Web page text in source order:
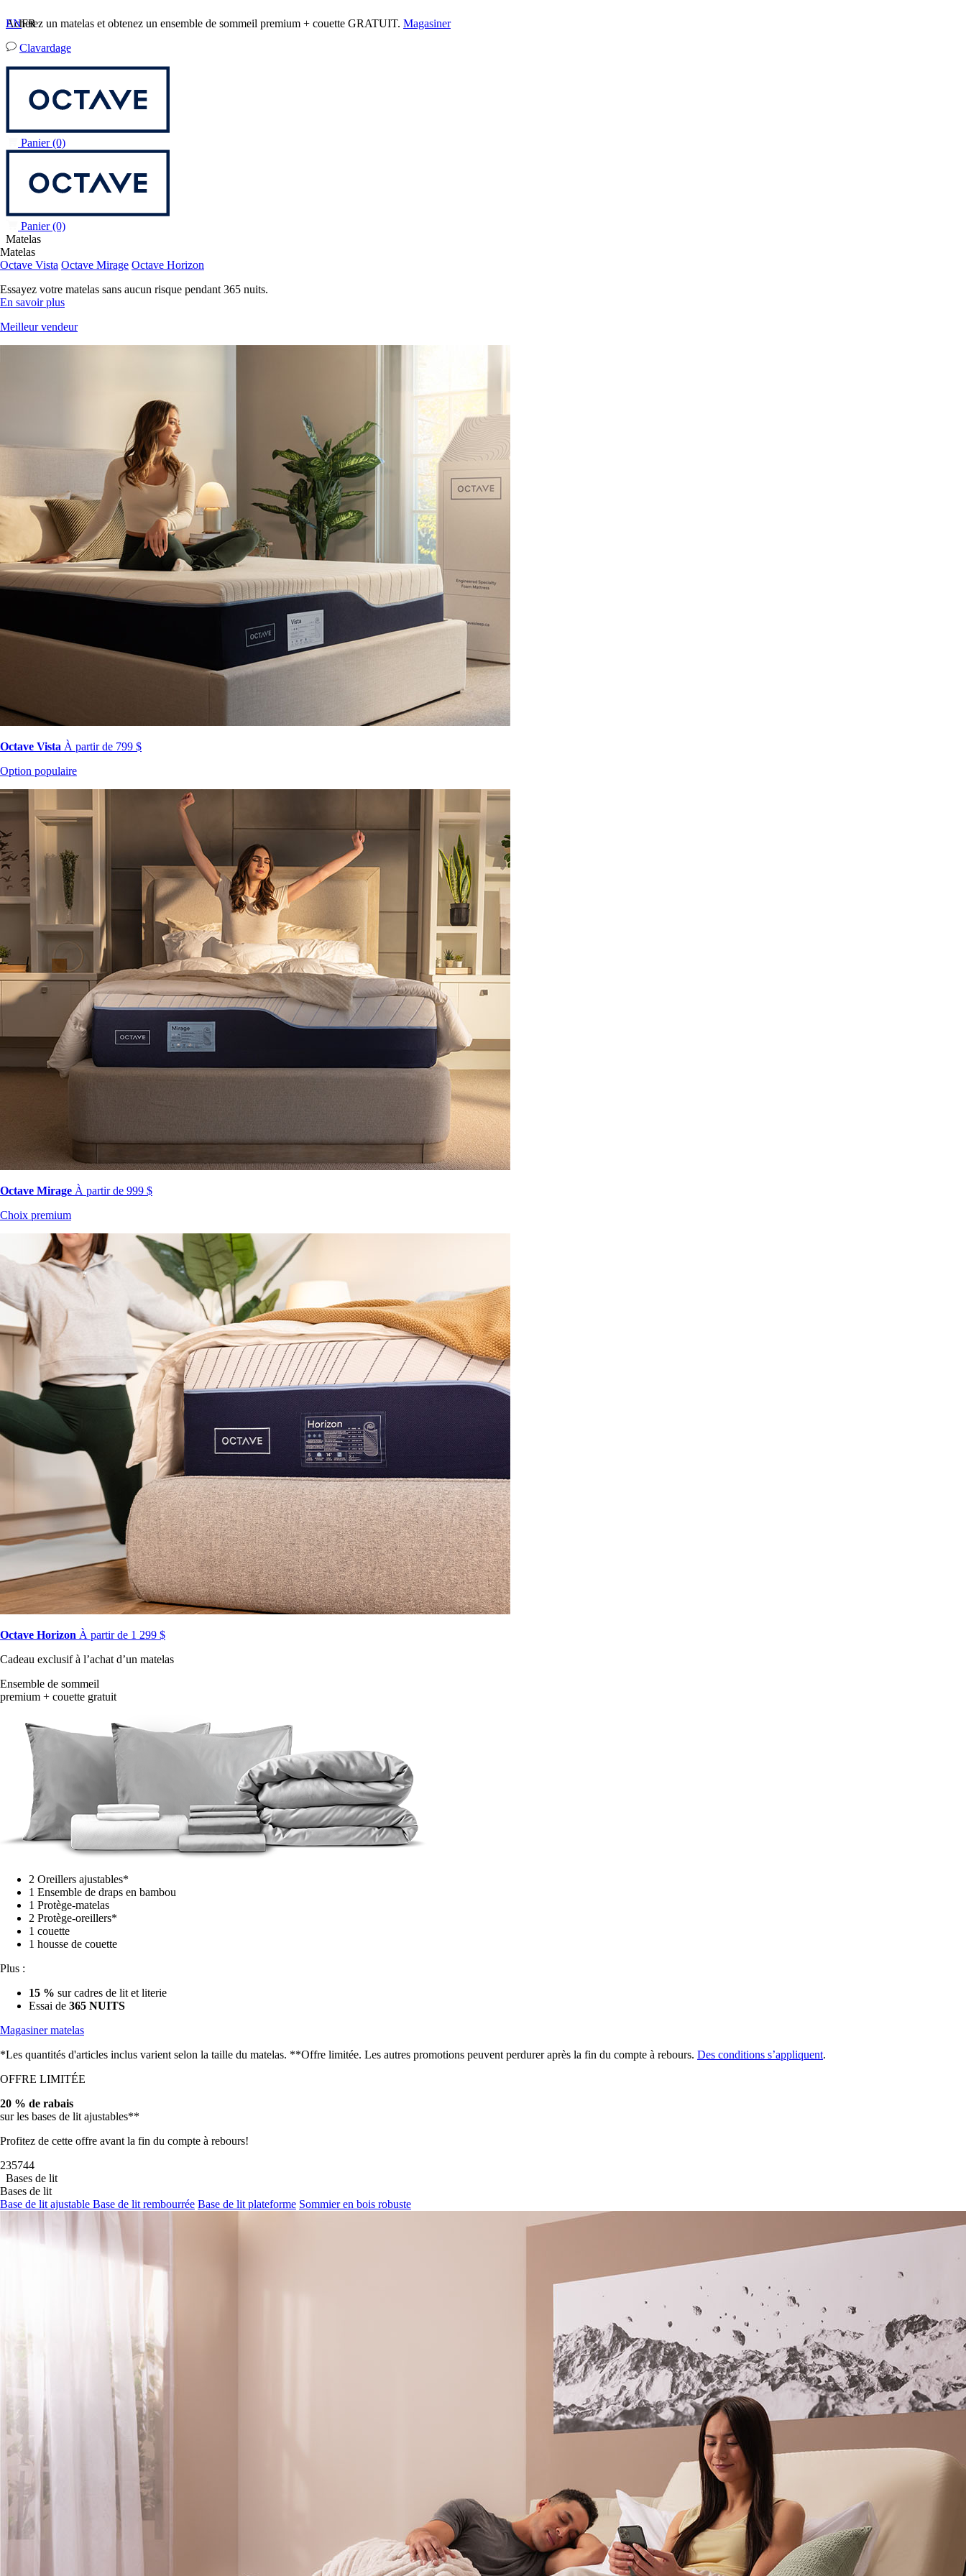
Achetez un matelas et obtenez un ensemble de sommeil premium + couette GRATUIT. Magasiner
ENFR
Clavardage
Panier (0)
Panier (0)
Matelas
Matelas
Octave Vista Octave Mirage Octave Horizon
Essayez votre matelas sans aucun risque pendant 365 nuits.
En savoir plus
Meilleur vendeur
Octave Vista À partir de 799 $
Option populaire
Octave Mirage À partir de 999 $
Choix premium
Octave Horizon À partir de 1 299 $
Cadeau exclusif à l’achat d’un matelas
Ensemble de sommeil
premium + couette gratuit
2 Oreillers ajustables*
1 Ensemble de draps en bambou
1 Protège-matelas
2 Protège-oreillers*
1 couette
1 housse de couette
Plus :
15 % sur cadres de lit et literie
Essai de 365 NUITS
Magasiner matelas
*Les quantités d'articles inclus varient selon la taille du matelas. **Offre limitée. Les autres promotions peuvent perdurer après la fin du compte à rebours. Des conditions s’appliquent.
OFFRE LIMITÉE
20 % de rabais
sur les bases de lit ajustables**
Profitez de cette offre avant la fin du compte à rebours!
235742
Bases de lit
Bases de lit
Base de lit ajustable Base de lit rembourrée Base de lit plateforme Sommier en bois robuste